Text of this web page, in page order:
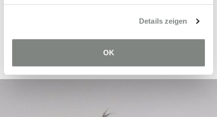
Details zeigen
OK